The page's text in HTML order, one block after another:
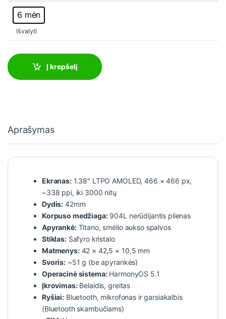
6 mėn
Išvalyti
Į krepšelį
Aprašymas
Ekranas:1.38″ LTPO AMOLED, 466 × 466 px,
~338 ppi, iki 3000 nitų
Dydis: 42mm
Korpuso medžiaga:904L nerūdijantis plienas
Apyrankė:Titano, smėlio aukso spalvos
Stiklas:Safyro kristalo
Matmenys:42 × 42,5 × 10,5 mm
Svoris: ~51 g (be apyrankės)
Operacinė sistema:HarmonyOS 5.1
Įkrovimas:Belaidis, greitas
Ryšiai: Bluetooth, mikrofonas ir garsiakalbis
(Bluetooth skambučiams)